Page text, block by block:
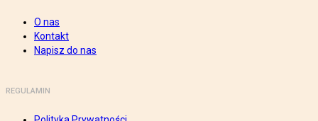
O nas
Kontakt
Napisz do nas
REGULAMIN